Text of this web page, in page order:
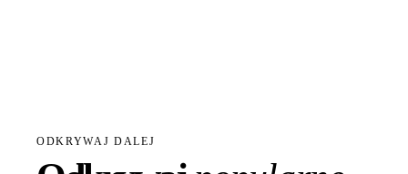
ODKRYWAJ DALEJ